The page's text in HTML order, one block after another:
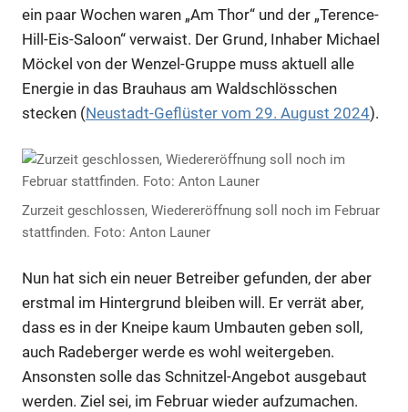
ein paar Wochen waren „Am Thor“ und der „Terence-
Hill-Eis-Saloon“ verwaist. Der Grund, Inhaber Michael
Möckel von der Wenzel-Gruppe muss aktuell alle
Energie in das Brauhaus am Waldschlösschen
stecken (Neustadt-Geflüster vom 29. August 2024).
Zurzeit geschlossen, Wiedereröffnung soll noch im Februar
stattfinden. Foto: Anton Launer
Nun hat sich ein neuer Betreiber gefunden, der aber
erstmal im Hintergrund bleiben will. Er verrät aber,
dass es in der Kneipe kaum Umbauten geben soll,
auch Radeberger werde es wohl weitergeben.
Ansonsten solle das Schnitzel-Angebot ausgebaut
werden. Ziel sei, im Februar wieder aufzumachen.